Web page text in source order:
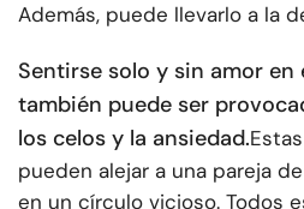
Además, puede llevarlo a la
Sentirse solo y sin amor
también puede ser
los celos y la ansiedad.
pueden alejar a una pareja
en un círculo vicioso. Todos